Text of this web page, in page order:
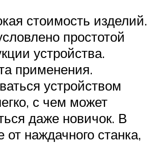
стоимость изделий.
простотой
устройства.
применения.
устройством
с чем может
даже новичок. В
от наждачного станка,